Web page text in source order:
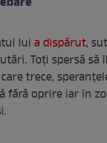
lui a dispărut,
Toți spersă să
trece,
fără oprire iar în